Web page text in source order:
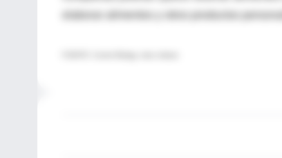
elaborar alimentos y otros productos